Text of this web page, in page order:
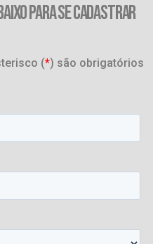
PARA SE CADASTRAR
(*) são obrigatórios